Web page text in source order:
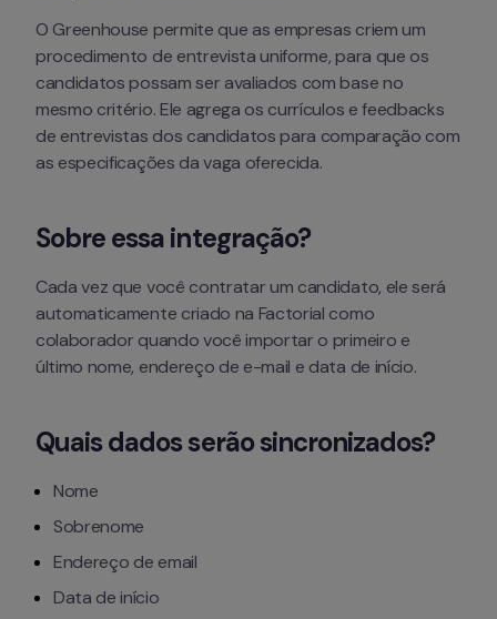
O Greenhouse permite que as empresas criem um
procedimento de entrevista uniforme, para que os
candidatos possam ser avaliados com base no
mesmo critério. Ele agrega os currículos e feedbacks
de entrevistas dos candidatos para comparação com
as especificações da vaga oferecida.
Sobre essa integração?
Cada vez que você contratar um candidato, ele será
automaticamente criado na Factorial como
colaborador quando você importar o primeiro e
último nome, endereço de e-mail e data de início.
Quais dados serão sincronizados?
Nome
Sobrenome
Endereço de email
Data de início